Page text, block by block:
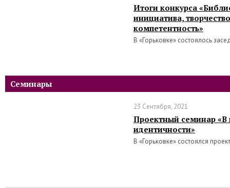
Итоги конкурса
инициатива,
компетентность»
В «Горьковке» состоялось
Семинары
23 Сентября, 2021
Проектный семинар «В
идентичности»
В «Горьковке» состоялся